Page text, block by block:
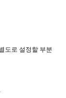
도로 설정할 부분